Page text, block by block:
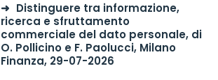
Distinguere tra informazione,
ricerca e sfruttamento
commerciale del dato personale, di
O. Pollicino e F. Paolucci, Milano
Finanza, 29-07-2026